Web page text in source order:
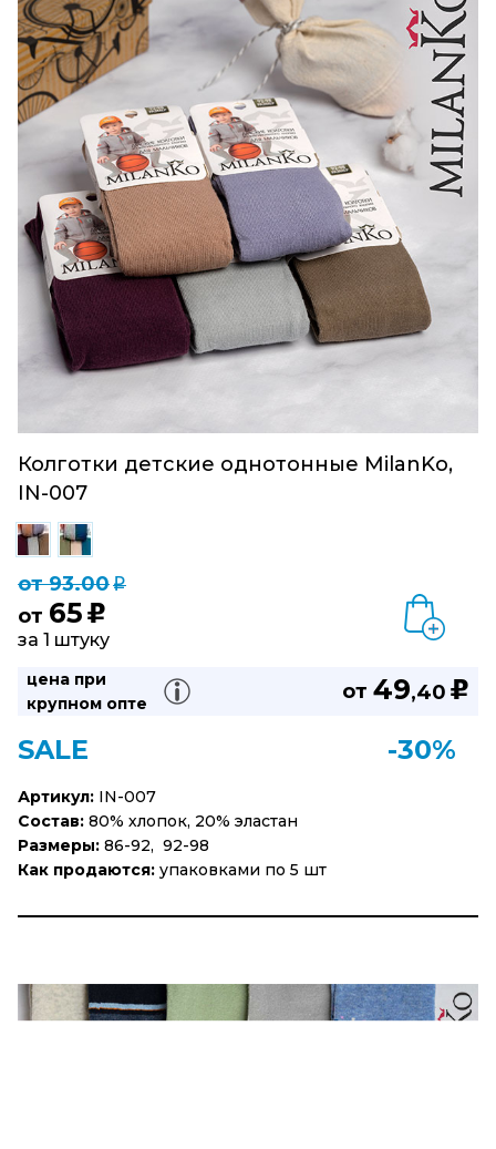
Колготки детские однотонные MilanKo,
IN-007
от 93.00q
от 65 u
за 1 штуку
цена при
крупном опте
от 49,40 u
SALE -30%
Артикул: IN-007
Состав: 80% хлопок, 20% эластан
Размеры: 86-92, 92-98
Как продаются: упаковками по 5 шт